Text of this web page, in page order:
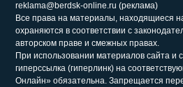
reklama@berdsk-online.ru (реклама)
Все права на материалы, находящиеся
охраняются в соответствии с
авторском праве и смежных правах.
При использовании материалов сайта и
гиперссылка (гиперлинк) на
Онлайн» обязательна. Запрещается